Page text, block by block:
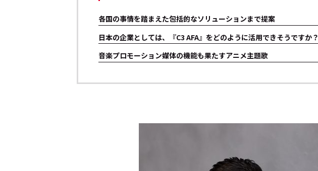
各国の事情を踏まえた包括的なソリューションまで提案
――日本の企業としては、『C3 AFA』をどのように活用できそうですか？
音楽プロモーション媒体の機能も果たすアニメ主題歌